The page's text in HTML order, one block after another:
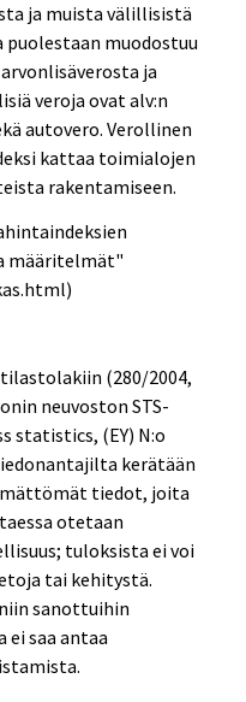
ja muista välillisistä
muodostuu
ja
veroja ovat alv:n
autovero. Verollinen
kattaa toimialojen
rakentamiseen.
määritelmät"
(280/2004,
neuvoston STS-
statistics, (EY) N:o
kerätään
tiedot, joita
otetaan
tuloksista ei voi
tai kehitystä.
sanottuihin
saa antaa